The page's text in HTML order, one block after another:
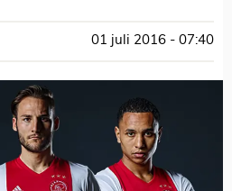
01 juli 2016 - 07:40